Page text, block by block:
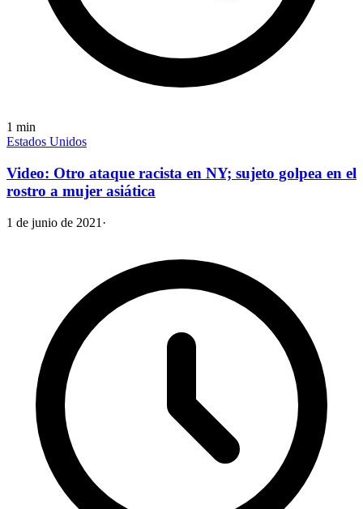
1 min
Estados Unidos
Video: Otro ataque racista en NY; sujeto golpea en el
rostro a mujer asiática
1 de junio de 2021 ·